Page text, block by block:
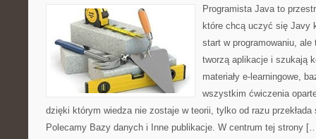
Programista Java to
które chcą uczyć się Javy
start w programowaniu,
tworzą aplikacje i szukają
materiały e-learningowe,
wszystkim ćwiczenia
dzięki którym wiedza nie zostaje w teorii, tylko od razu
Polecamy Bazy danych i Inne publikacje. W centrum tej strony